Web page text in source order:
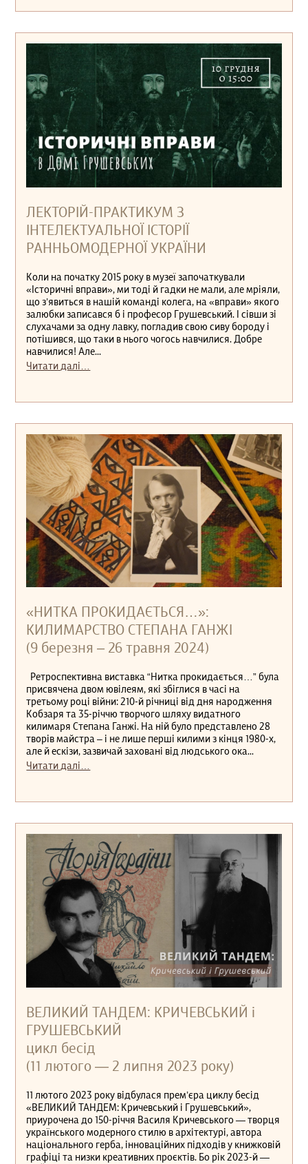
ЛЕКТОРІЙ-ПРАКТИКУМ З
ІНТЕЛЕКТУАЛЬНОЇ ІСТОРІЇ
РАННЬОМОДЕРНОЇ УКРАЇНИ
Коли на початку 2015 року в музеї започаткували
«Історичні вправи», ми тоді й гадки не мали, але мріяли,
що з’явиться в нашій команді колега, на «вправи» якого
залюбки записався б і професор Грушевський. І сівши зі
слухачами за одну лавку, погладив свою сиву бороду і
потішився, що таки в нього чогось навчилися. Добре
навчилися! Але...
Читати далі…
«НИТКА ПРОКИДАЄТЬСЯ…»:
КИЛИМАРСТВО СТЕПАНА ГАНЖІ
(9 березня – 26 травня 2024)
Ретроспективна виставка “Нитка прокидається…” була
присвячена двом ювілеям, які збіглися в часі на
третьому році війни: 210-й річниці від дня народження
Кобзаря та 35-річчю творчого шляху видатного
килимаря Степана Ганжі. На ній було представлено 28
творів майстра – і не лише перші килими з кінця 1980-х,
але й ескізи, зазвичай заховані від людського ока...
Читати далі…
ВЕЛИКИЙ ТАНДЕМ: КРИЧЕВСЬКИЙ і
ГРУШЕВСЬКИЙ
цикл бесід
(11 лютого — 2 липня 2023 року)
11 лютого 2023 року відбулася прем’єра циклу бесід
«ВЕЛИКИЙ ТАНДЕМ: Кричевський і Грушевський»,
приурочена до 150-річчя Василя Кричевського — творця
українського модерного стилю в архітектурі, автора
національного герба, інноваційних підходів у книжковій
графіці та низки креативних проєктів. Бо рік 2023-й —